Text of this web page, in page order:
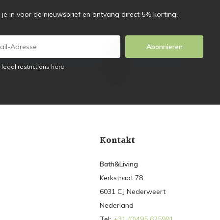
je in voor de nieuwsbrief en ontvang direct 5% korting!
Abonnieren
legal restrictions here
Kontakt
Bath&Living
Kerkstraat 78
6031 CJ Nederweert
Nederland